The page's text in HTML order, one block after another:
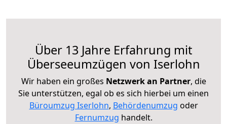
Über 13 Jahre Erfahrung mit
Überseeumzügen von Iserlohn
Wir haben ein großes Netzwerk an Partner, die
Sie unterstützen, egal ob es sich hierbei um einen
Büroumzug Iserlohn, Behördenumzug oder
Fernumzug handelt.